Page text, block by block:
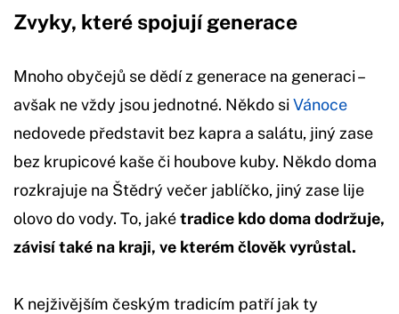
Zvyky, které spojují generace
Mnoho obyčejů se dědí z generace na generaci –
avšak ne vždy jsou jednotné. Někdo si Vánoce
nedovede představit bez kapra a salátu, jiný zase
bez krupicové kaše či houbove kuby. Někdo doma
rozkrajuje na Štědrý večer jablíčko, jiný zase lije
olovo do vody. To, jakétradice kdo doma dodržuje,
závisí také na kraji, ve kterém člověk vyrůstal.
K nejživějším českým tradicím patří jak ty